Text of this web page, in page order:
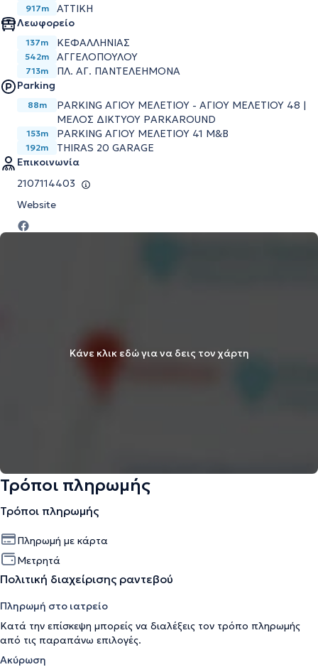
917m
ΑΤΤΙΚΗ
Λεωφορείο
137m ΚΕΦΑΛΛΗΝΙΑΣ
542m ΑΓΓΕΛΟΠΟΥΛΟΥ
713m
ΠΛ. ΑΓ. ΠΑΝΤΕΛΕΗΜΟΝΑ
Parking
88m
PARKING ΑΓΙΟΥ ΜΕΛΕΤΙΟΥ - ΑΓΙΟΥ ΜΕΛΕΤΙΟΥ 48 |
ΜΕΛΟΣ ΔΙΚΤΥΟΥ PARKAROUND
153m PARKING ΑΓΙΟΥ ΜΕΛΕΤΙΟΥ 41 M&B
192m
THIRAS 20 GARAGE
Επικοινωνία
2107114403
Website
Κάνε κλικ εδώ για να δεις τον χάρτη
Τρόποι πληρωμής
Τρόποι πληρωμής
Πληρωμή με κάρτα
Μετρητά
Πολιτική διαχείρισης ραντεβού
Πληρωμή στο ιατρείο
Κατά την επίσκεψη μπορείς να διαλέξεις τον τρόπο πληρωμής
από τις παραπάνω επιλογές.
Ακύρωση